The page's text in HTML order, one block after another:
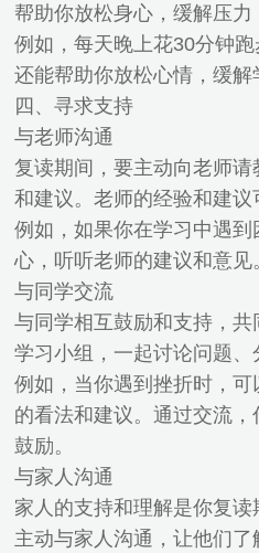
帮助你放松身心，缓解压力
例如，每天晚上花30分钟跑
还能帮助你放松心情，缓解
四、寻求支持
与老师沟通
复读期间，要主动向老师
和建议。老师的经验和建议
例如，如果你在学习中遇
心，听听老师的建议和意见
与同学交流
与同学相互鼓励和支持，
学习小组，一起讨论问题、
例如，当你遇到挫折时，
的看法和建议。通过交流
鼓励。
与家人沟通
家人的支持和理解是你复
主动与家人沟通，让他们